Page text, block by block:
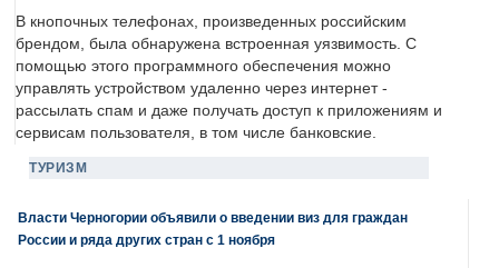
В кнопочных телефонах, произведенных российским
брендом, была обнаружена встроенная уязвимость. С
помощью этого программного обеспечения можно
управлять устройством удаленно через интернет -
рассылать спам и даже получать доступ к приложениям и
сервисам пользователя, в том числе банковские.
ТУРИЗМ
Власти Черногории объявили о введении виз для граждан
России и ряда других стран с 1 ноября